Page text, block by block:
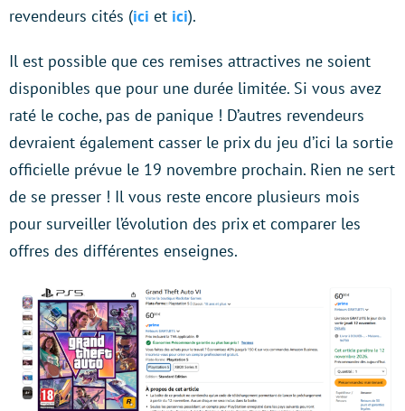
revendeurs cités (ici et ici).
Il est possible que ces remises attractives ne soient
disponibles que pour une durée limitée. Si vous avez
raté le coche, pas de panique ! D’autres revendeurs
devraient également casser le prix du jeu d’ici la sortie
officielle prévue le 19 novembre prochain. Rien ne sert
de se presser ! Il vous reste encore plusieurs mois
pour surveiller l’évolution des prix et comparer les
offres des différentes enseignes.